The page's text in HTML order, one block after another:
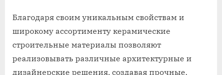
Благодаря своим уникальным свойствам и
широкому ассортименту керамические
строительные материалы позволяют
реализовывать различные архитектурные и
дизайнерские решения, создавая прочные,